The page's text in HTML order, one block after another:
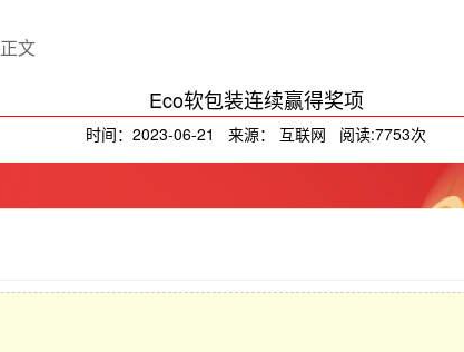
正文
Eco软包装连续赢得奖项
时间：2023-06-21 来源： 互联网 阅读:7753次